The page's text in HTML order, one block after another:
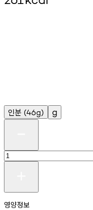
인분 (46g) g
영양정보